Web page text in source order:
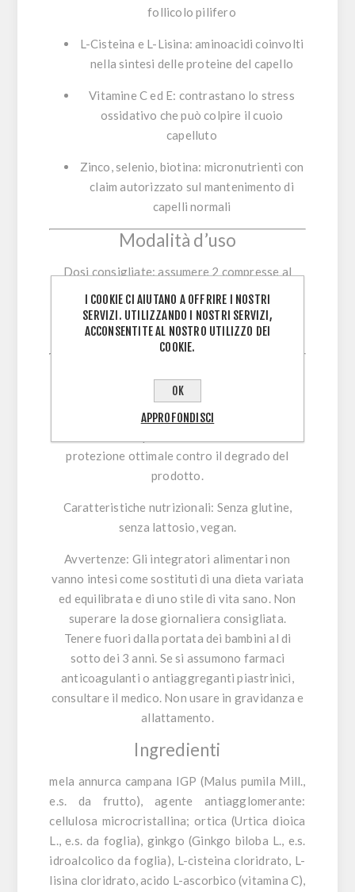
follicolo pilifero
L-Cisteina e L-Lisina: aminoacidi coinvolti
nella sintesi delle proteine del capello
Vitamine C ed E: contrastano lo stress
ossidativo che può colpire il cuoio
capelluto
Zinco, selenio, biotina: micronutrienti con
claim autorizzato sul mantenimento di
capelli normali
Modalità d’uso
Dosi consigliate: assumere 2 compresse al
giorno con un bicchiere d’acqua.
Ciclo consigliato: almeno 2-3 mesi consecutivi,
specialmente in primavera e autunno.
: 60 compresse in barattolo di vetro
Miron Glass. I barattoli in Miron Glass
protezione ottimale contro il degrado del
prodotto.
Caratteristiche nutrizionali: Senza glutine,
senza lattosio, vegan.
Avvertenze: Gli integratori alimentari non
vanno intesi come sostituti di una dieta variata
ed equilibrata e di uno stile di vita sano. Non
superare la dose giornaliera consigliata.
Tenere fuori dalla portata dei bambini al di
sotto dei 3 anni. Se si assumono farmaci
anticoagulanti o antiaggreganti piastrinici,
consultare il medico. Non usare in gravidanza e
allattamento.
Ingredienti
mela annurca campana IGP (Malus pumila Mill.,
e.s. da frutto), agente antiagglomerante:
cellulosa microcristallina; ortica (Urtica dioica
L., e.s. da foglia), ginkgo (Ginkgo biloba L., e.s.
idroalcolico da foglia), L-cisteina cloridrato, L-
lisina cloridrato, acido L-ascorbico (vitamina C),
I COOKIE CI AIUTANO A OFFRIRE I NOSTRI
SERVIZI. UTILIZZANDO I NOSTRI SERVIZI,
ACCONSENTITE AL NOSTRO UTILIZZO DEI
COOKIE.
OK
APPROFONDISCI